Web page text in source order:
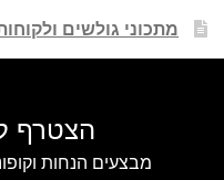
מתכוני גולשים
הצטרף
מבצעים הנחות